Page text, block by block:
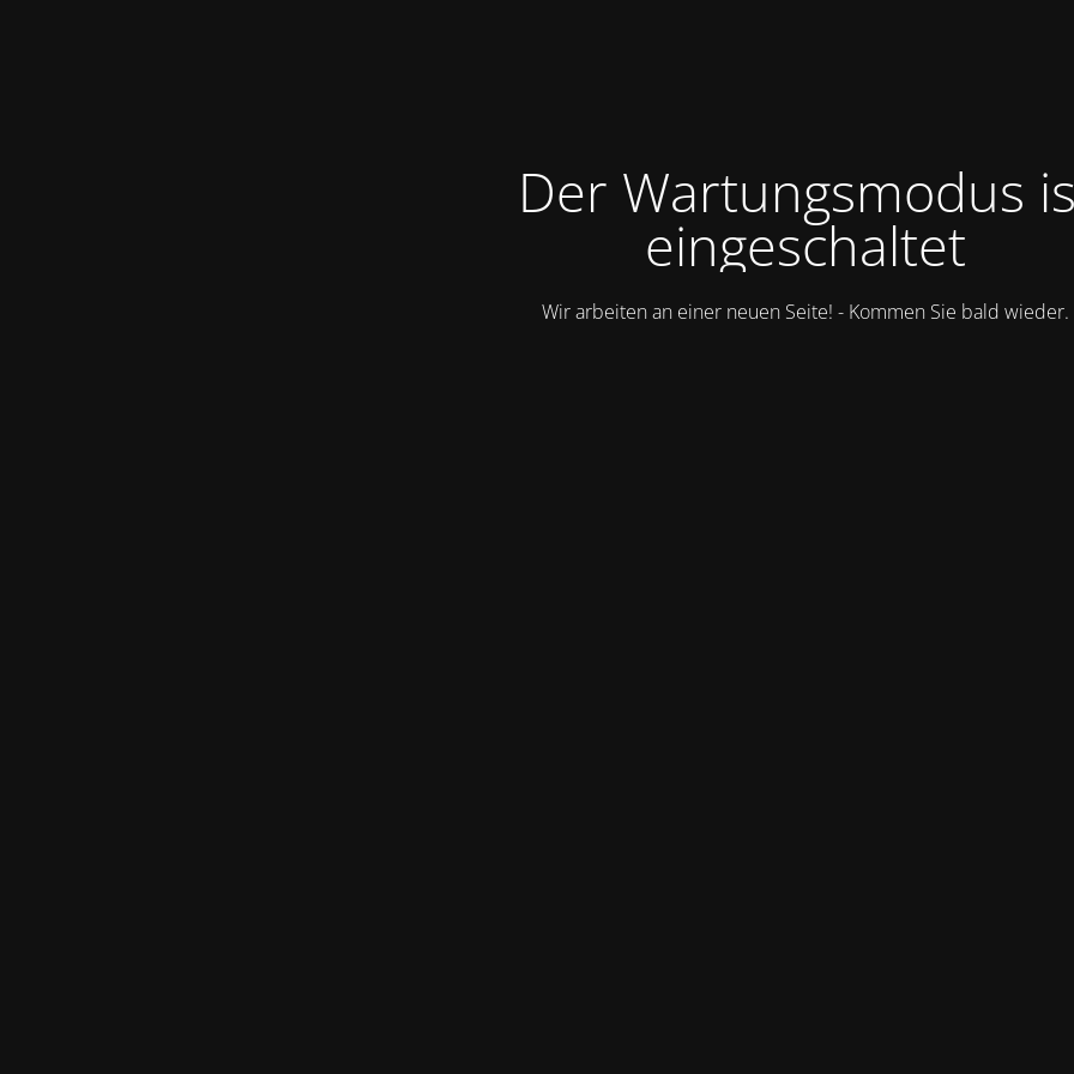
Der Wartungsmodus
eingeschaltet
Wir arbeiten an einer neuen Seite! - Kommen Sie bald wieder.